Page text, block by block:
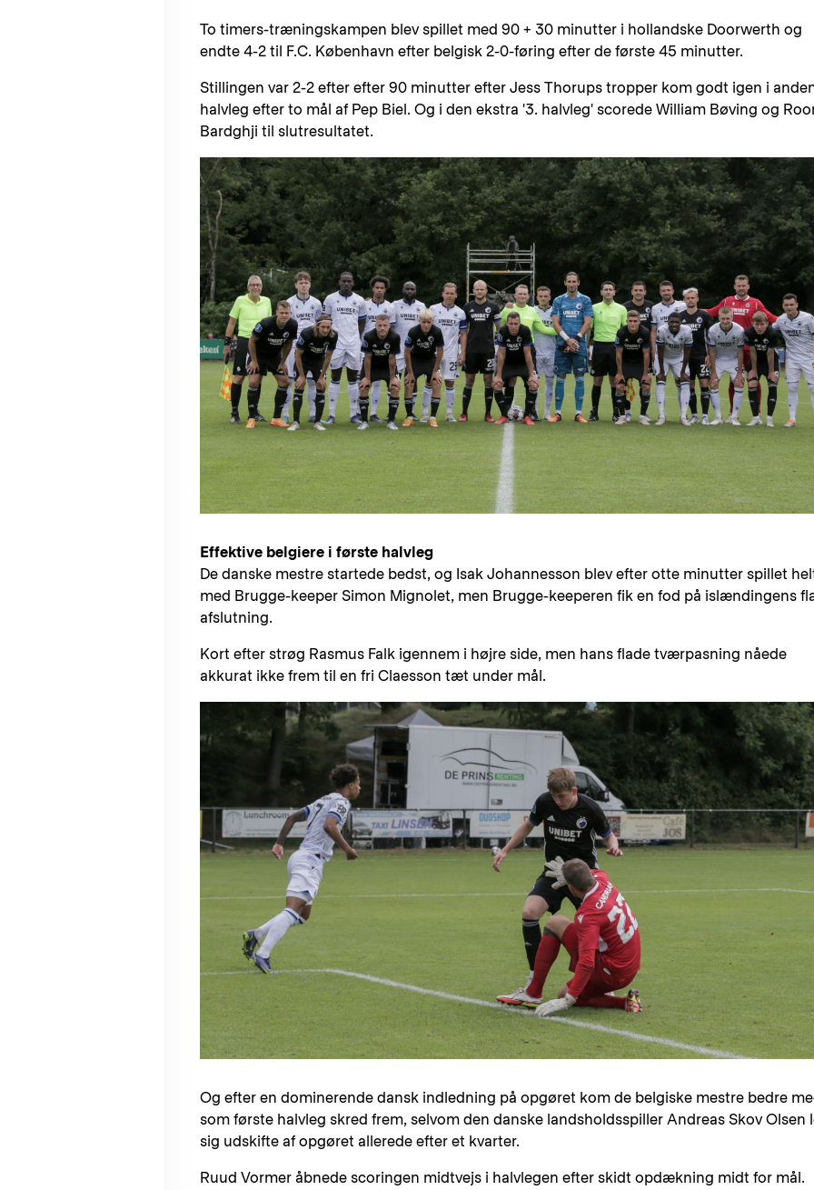
To timers-træningskampen blev spillet med 90 + 30 minutter i hollandske Doorwerth og
endte 4-2 til F.C. København efter belgisk 2-0-føring efter de første 45 minutter.
Stillingen var 2-2 efter efter 90 minutter efter Jess Thorups tropper kom godt igen i
halvleg efter to mål af Pep Biel. Og i den ekstra '3. halvleg' scorede William Bøving og
Bardghji til slutresultatet.
Effektive belgiere i første halvleg
De danske mestre startede bedst, og Isak Johannesson blev efter otte minutter spillet
med Brugge-keeper Simon Mignolet, men Brugge-keeperen fik en fod på islændingens
afslutning.
Kort efter strøg Rasmus Falk igennem i højre side, men hans flade tværpasning nåede
akkurat ikke frem til en fri Claesson tæt under mål.
Og efter en dominerende dansk indledning på opgøret kom de belgiske mestre bedre
som første halvleg skred frem, selvom den danske landsholdsspiller Andreas Skov Olsen
sig udskifte af opgøret allerede efter et kvarter.
Ruud Vormer åbnede scoringen midtvejs i halvlegen efter skidt opdækning midt for mål.